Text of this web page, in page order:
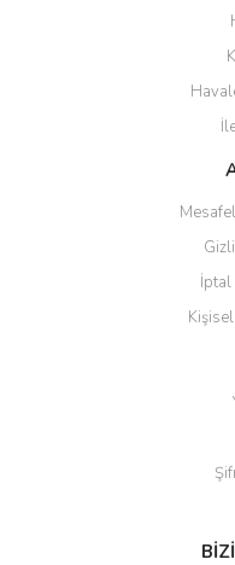
İptal